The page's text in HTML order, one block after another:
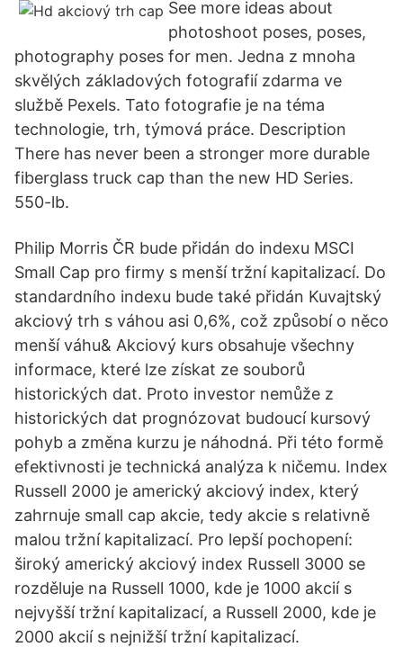
See more ideas about
photoshoot poses, poses,
photography poses for men. Jedna z mnoha
skvělých základových fotografií zdarma ve
službě Pexels. Tato fotografie je na téma
technologie, trh, týmová práce. Description
There has never been a stronger more durable
fiberglass truck cap than the new HD Series.
550-lb.
Philip Morris ČR bude přidán do indexu MSCI
Small Cap pro firmy s menší tržní kapitalizací. Do
standardního indexu bude také přidán Kuvajtský
akciový trh s váhou asi 0,6%, což způsobí o něco
menší váhu& Akciový kurs obsahuje všechny
informace, které lze získat ze souborů
historických dat. Proto investor nemůže z
historických dat prognózovat budoucí kursový
pohyb a změna kurzu je náhodná. Při této formě
efektivnosti je technická analýza k ničemu. Index
Russell 2000 je americký akciový index, který
zahrnuje small cap akcie, tedy akcie s relativně
malou tržní kapitalizací. Pro lepší pochopení:
široký americký akciový index Russell 3000 se
rozděluje na Russell 1000, kde je 1000 akcií s
nejvyšší tržní kapitalizací, a Russell 2000, kde je
2000 akcií s nejnižší tržní kapitalizací.